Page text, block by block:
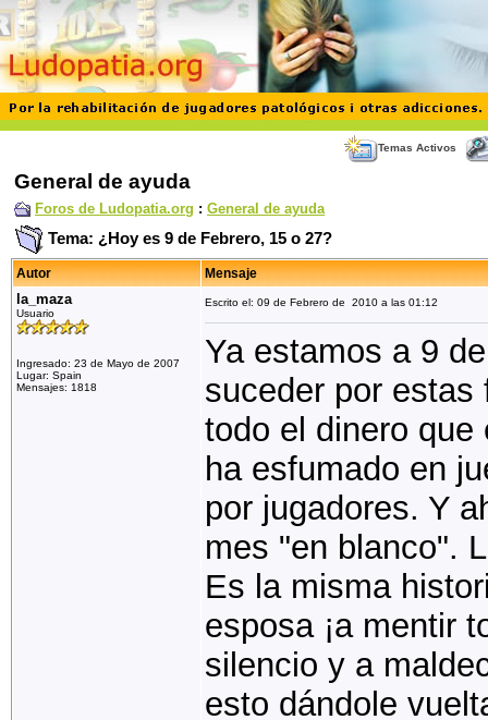
Temas Activos
General de ayuda
Foros de Ludopatia.org : General de ayuda
Tema: ¿Hoy es 9 de Febrero, 15 o 27?
Autor Mensaje
la_maza
Usuario
Ingresado: 23 de Mayo de 2007
Lugar: Spain
Mensajes: 1818
Escrito el: 09 de Febrero de 2010 a las 01:12
Ya estamos a 9
suceder por
todo el dinero que
ha esfumado en
por jugadores. Y
mes "en blanco".
Es la misma
esposa ¡a mentir
silencio y a
esto dándole